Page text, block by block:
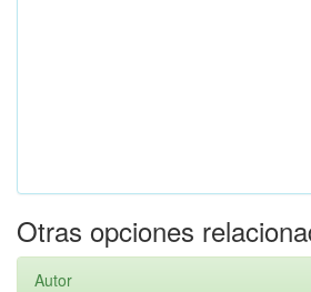
Otras opciones
Autor